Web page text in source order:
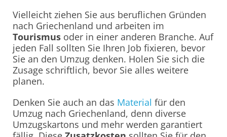
Vielleicht ziehen Sie aus beruflichen Gründen
nach Griechenland und arbeiten im
Tourismus oder in einer anderen Branche. Auf
jeden Fall sollten Sie Ihren Job fixieren, bevor
Sie an den Umzug denken. Holen Sie sich die
Zusage schriftlich, bevor Sie alles weitere
planen.
Denken Sie auch an das Material für den
Umzug nach Griechenland, denn diverse
Umzugskartons und mehr werden garantiert